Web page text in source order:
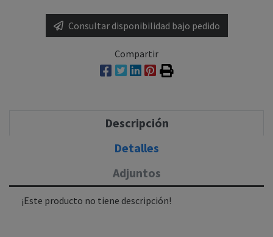
Consultar disponibilidad bajo pedido
Compartir
Descripción
Detalles
Adjuntos
¡Este producto no tiene descripción!